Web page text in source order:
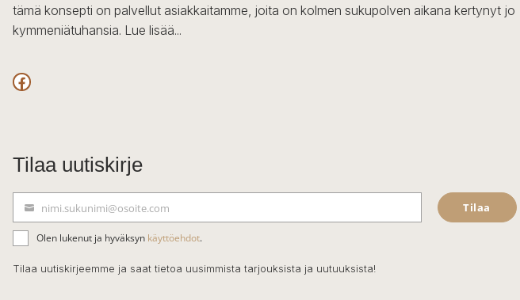
tämä konsepti on palvellut asiakkaitamme, joita on kolmen sukupolven aikana kertynyt jo
kymmeniätuhansia. Lue lisää...
Facebook
Tilaa uutiskirje
ä
h
k
nimi.sukunimi@osoite.com Tilaa
Olen lukenut ja hyväksyn käyttöehdot.
Tilaa uutiskirjeemme ja saat tietoa uusimmista tarjouksista ja uutuuksista!